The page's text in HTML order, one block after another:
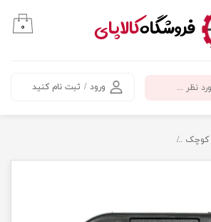
​فروشگاهکالاپای
ورود / ثبت نام کنید
۰
کوچک